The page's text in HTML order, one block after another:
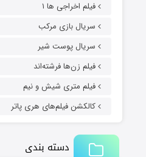
فیلم اخراجی ها ۱
سریال بازی مرکب
سریال پوست شیر
فیلم زن‌ها فرشته‌اند
فیلم متری شیش و نیم
کالکشن فیلم‌های هری پاتر
دسته بندی